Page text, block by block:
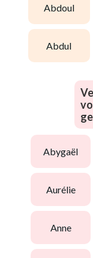
abdoul
abdul
abygaël
aurélie
anne